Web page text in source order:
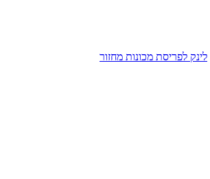
לינק לפריסת מכונות מחזור